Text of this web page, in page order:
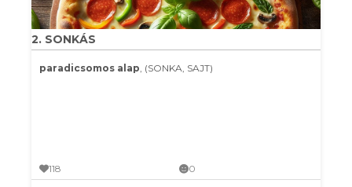
2. SONKÁS
paradicsomos alap, (SONKA, SAJT)
118 0